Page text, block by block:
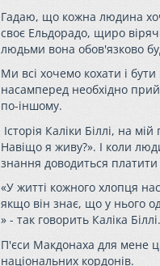
Гадаю, що кожна людина хоч
своє Ельдорадо, щиро
людьми вона обов'язково
Ми всі хочемо кохати і
насамперед необхідно
по-іншому.
Історія Каліки Біллі, на
Навіщо я живу?». І коли
знання доводиться
«У житті кожного хлопця
якщо він знає, що у нього
» - так говорить Каліка Біллі.
П'єси Макдонаха для мене
національних кордонів.